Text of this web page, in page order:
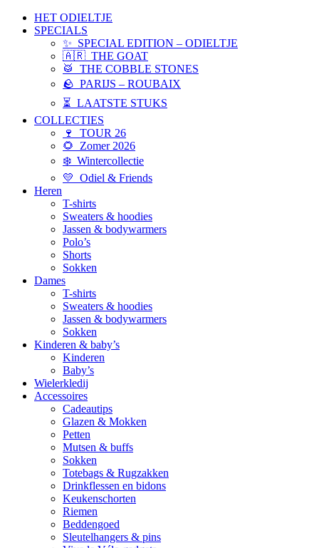
HET ODIELTJE
SPECIALS
✨ SPECIAL EDITION – ODIELTJE
🇦🇷 THE GOAT
🥁 THE COBBLE STONES
🪨 PARIJS – ROUBAIX
⏳ LAATSTE STUKS
COLLECTIES
🍷 TOUR 26
🌻 Zomer 2026
❄️ Wintercollectie
💛 Odiel & Friends
Heren
T-shirts
Sweaters & hoodies
Jassen & bodywarmers
Polo’s
Shorts
Sokken
Dames
T-shirts
Sweaters & hoodies
Jassen & bodywarmers
Sokken
Kinderen & baby’s
Kinderen
Baby’s
Wielerkledij
Accessoires
Cadeautips
Glazen & Mokken
Petten
Mutsen & buffs
Sokken
Totebags & Rugzakken
Drinkflessen en bidons
Keukenschorten
Riemen
Beddengoed
Sleutelhangers & pins